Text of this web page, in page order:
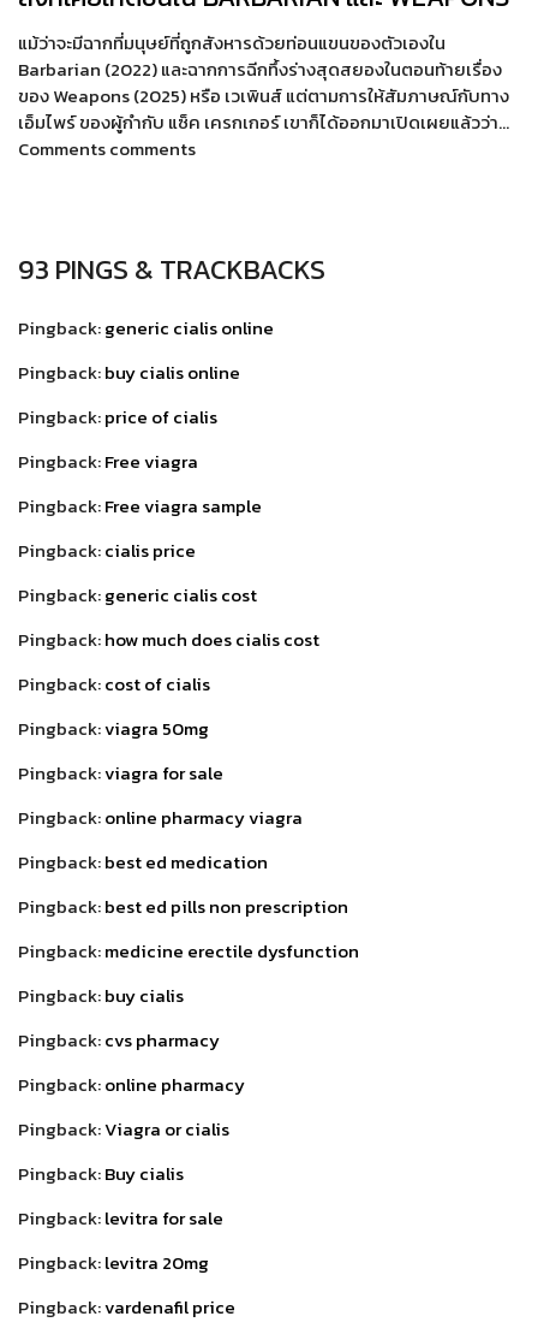
แม้ว่าจะมีฉากที่มนุษย์ที่ถูกสังหารด้วยท่อนแขนของตัวเองใน
Barbarian (2022) และฉากการฉีกทึ้งร่างสุดสยองในตอนท้ายเรื่อง
ของ Weapons (2025) หรือ เวเพินส์ แต่ตามการให้สัมภาษณ์กับทาง
เอ็มไพร์ ของผู้กำกับ แซ็ค เครกเกอร์ เขาก็ได้ออกมาเปิดเผยแล้วว่า…
Comments comments
93 PINGS & TRACKBACKS
Pingback:generic cialis online
Pingback:buy cialis online
Pingback:price of cialis
Pingback:Free viagra
Pingback:Free viagra sample
Pingback:cialis price
Pingback:generic cialis cost
Pingback:how much does cialis cost
Pingback:cost of cialis
Pingback:viagra 50mg
Pingback:viagra for sale
Pingback:online pharmacy viagra
Pingback:best ed medication
Pingback:best ed pills non prescription
Pingback:medicine erectile dysfunction
Pingback:buy cialis
Pingback:cvs pharmacy
Pingback:online pharmacy
Pingback:Viagra or cialis
Pingback:Buy cialis
Pingback:levitra for sale
Pingback:levitra 20mg
Pingback:vardenafil price